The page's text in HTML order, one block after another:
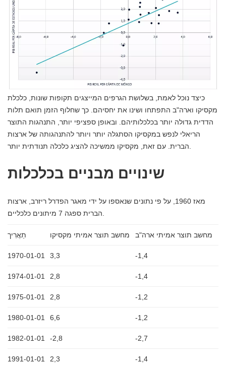
כיצד נוכל לאמת, בשלושת הגרפים המייצגים תקופות שונות, כלכלת
מקסיקו וארה"ב התפתחו ושינו את יחסיהם. כך שחלוף הזמן תואם תלות
הדדית גדולה יותר בכלכלותיהם. ובאופן ספציפי יותר, התנהגות התוצר
הריאלי לנפש במקסיקו הסתגלה יותר ויותר להתנהגותה של ארצות
שינויים מבניים בכלכלות
מאז 1960, על פי נתונים שנאספו על ידי מאגר הפדרל ריזרב, ארצות
תַאֲרִיך מחשב תוצר אמיתי מקסיקו מחשב תוצר אמיתי ארה"ב
1970-01-01 3,3 -1,4
1974-01-01 2,8 -1,4
1975-01-01 2,8 -1,2
1980-01-01 6,6 -1,2
1982-01-01 -2,8 -2,7
1991-01-01 2,3 -1,4